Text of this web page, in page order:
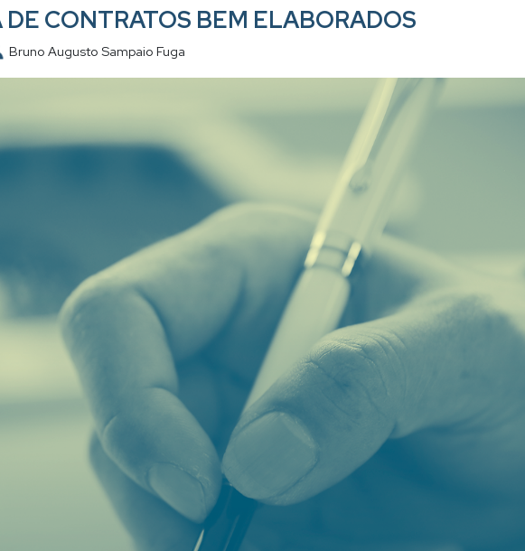
CONTRATOS BEM ELABORADOS
Bruno Augusto Sampaio Fuga